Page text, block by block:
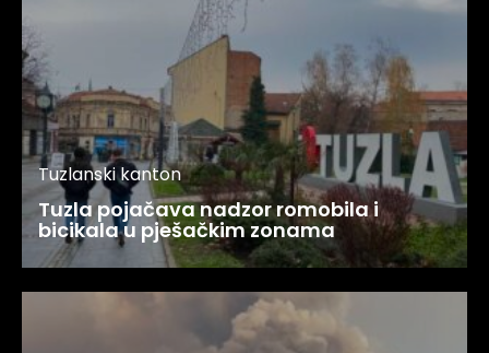
Tuzlanski kanton
Tuzla pojačava nadzor romobila i
bicikala u pješačkim zonama